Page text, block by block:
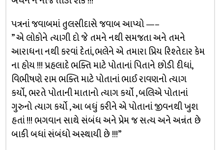
પત્રનાં જવાબમાં તુલસીદાસે જવાબ આપ્યો —–
” એ લોકોને ત્યાગી દો જે તમને નથી સમજતા અને તમને
આરાધના નથી કરવાં દેતાં, ભલેને એ તમારા પ્રિય રિશ્તેદાર કેમ
ના હોય !!! પ્રહલાદે ભક્તિ માટે પોતાનાં પિતાને છોડી દીધાં,
વિભીષણે રામ ભક્તિ માટે પોતાનાં ભાઈ રાવણનો ત્યાગ
કર્યો, ભરતે પોતાની માતાનો ત્યાગ કર્યો , બલિએ પોતાનાં
ગુરુનો ત્યાગ કર્યો , આ બધું કરીને એ પોતાનાં જીવનથી ખુશ
હતાં !!! ભગવાન સાથે સંબંધ અને પ્રેમ જ સત્ય અને અન્નંત છે
બાકી બધાં સંબંધો અસ્થાયી છે !!!”